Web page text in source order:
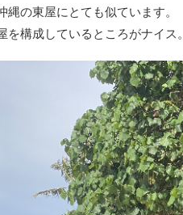
縄の東屋にとても似ています。
を構成しているところがナイス。